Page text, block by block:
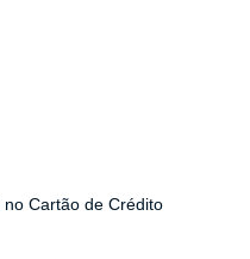
no Cartão de Crédito